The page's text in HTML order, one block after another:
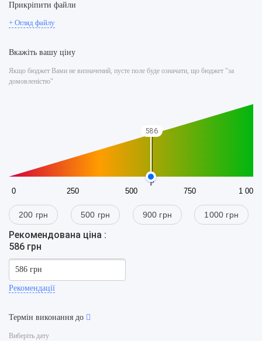
Прикріпити файли
+ Огляд файлу
Вкажіть вашу ціну
Якщо бюджет Вами не визначений, пусте поле буде означати, що бюджет "за
домовленістю"
586
0 250 500 750 1 000
P
200 грн 500 грн 900 грн 1000 грн
Рекомендована ціна :
586 грн
Рекомендації
Термін виконання до
Виберіть дату